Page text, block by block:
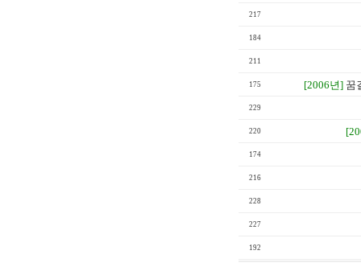
217
184
211
175 [2006년] 꿈
229
220
174
216
228
227
192